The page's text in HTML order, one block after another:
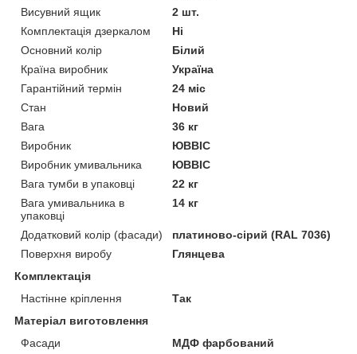
Висувний ящик
2 шт.
Комплектація дзеркалом
Ні
Основний колір
Білий
Країна виробник
Україна
Гарантійний термін
24 міс
Стан
Новий
Вага
36 кг
Виробник
ЮВВІС
Виробник умивальника
ЮВВІС
Вага тумби в упаковці
22 кг
Вага умивальника в
упаковці
14 кг
Додатковий колір (фасади)
платиново-сірий (RAL 7036)
Поверхня виробу
Глянцева
Комплектація
Настінне кріплення
Так
Матеріал виготовлення
Фасади
МДФ фарбований